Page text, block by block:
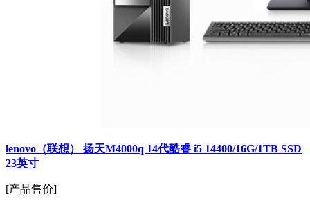
lenovo（联想） 扬天M4000q 14代酷睿 i5 14400/16G/1TB SSD
23英寸
[产品售价]